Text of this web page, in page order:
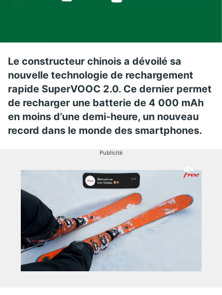
Le constructeur chinois a dévoilé sa
nouvelle technologie de rechargement
rapide SuperVOOC 2.0. Ce dernier permet
de recharger une batterie de 4 000 mAh
en moins d’une demi-heure, un nouveau
record dans le monde des smartphones.
Publicité